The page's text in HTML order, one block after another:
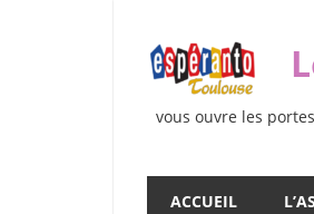
content
vous ouvre les
ACCUEIL